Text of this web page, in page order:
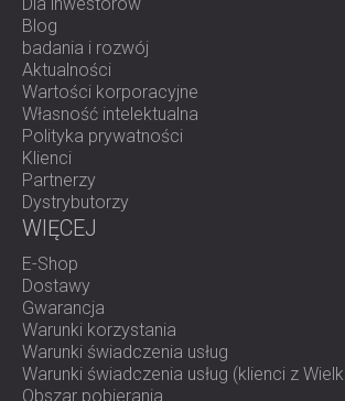
Blog
badania i rozwój
Aktualności
Wartości korporacyjne
Własność intelektualna
Polityka prywatności
Klienci
Partnerzy
Dystrybutorzy
WIĘCEJ
E-Shop
Dostawy
Gwarancja
Warunki korzystania
Warunki świadczenia usług
Warunki świadczenia usług (klienci z
Obszar pobierania